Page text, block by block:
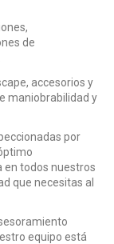
de
accesorios y
maniobrabilidad y
por
todos nuestros
que necesitas al
equipo está